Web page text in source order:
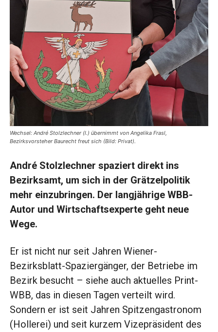
Wechsel: André Stolzlechner (l.) übernimmt von Angelika Frasl,
Bezirksvorsteher Baurecht freut sich (Bild: Privat).
André Stolzlechner spaziert direkt ins
Bezirksamt, um sich in der Grätzelpolitik
mehr einzubringen. Der langjährige WBB-
Autor und Wirtschaftsexperte geht neue
Wege.
Er ist nicht nur seit Jahren Wiener-
Bezirksblatt-Spaziergänger, der Betriebe im
Bezirk besucht – siehe auch aktuelles Print-
WBB, das in diesen Tagen verteilt wird.
Sondern er ist seit Jahren Spitzengastronom
(Hollerei) und seit kurzem Vizepräsident des